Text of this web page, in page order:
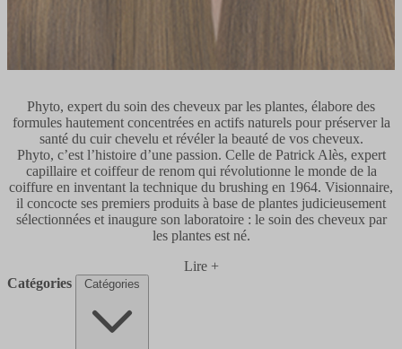
Phyto, expert du soin des cheveux par les plantes, élabore des
formules hautement concentrées en actifs naturels pour préserver la
santé du cuir chevelu et révéler la beauté de vos cheveux.
Phyto, c’est l’histoire d’une passion. Celle de Patrick Alès, expert
capillaire et coiffeur de renom qui révolutionne le monde de la
coiffure en inventant la technique du brushing en 1964. Visionnaire,
il concocte ses premiers produits à base de plantes judicieusement
sélectionnées et inaugure son laboratoire : le soin des cheveux par
les plantes est né.
Lire +
Catégories
Catégories